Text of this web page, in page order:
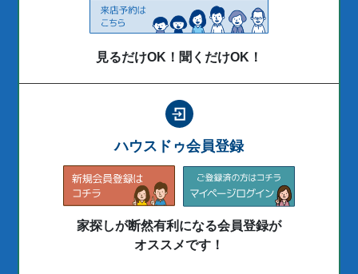
見るだけOK！聞くだけOK！
ハウスドゥ会員登録
家探しが断然有利になる会員登録が
オススメです！